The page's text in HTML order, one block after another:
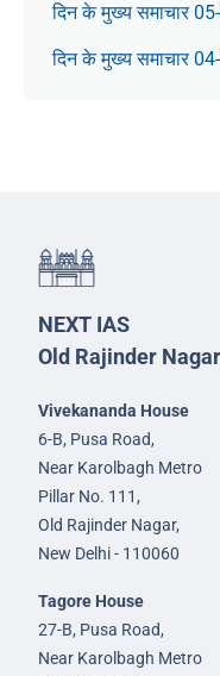
दिन के मुख्य समाचार
दिन के मुख्य समाचार
NEXT IAS
Old Rajinder
Vivekananda House
6-B, Pusa Road,
Near Karolbagh Metro
Pillar No. 111,
Old Rajinder Nagar,
New Delhi - 110060
Tagore House
27-B, Pusa Road,
Near Karolbagh Metro